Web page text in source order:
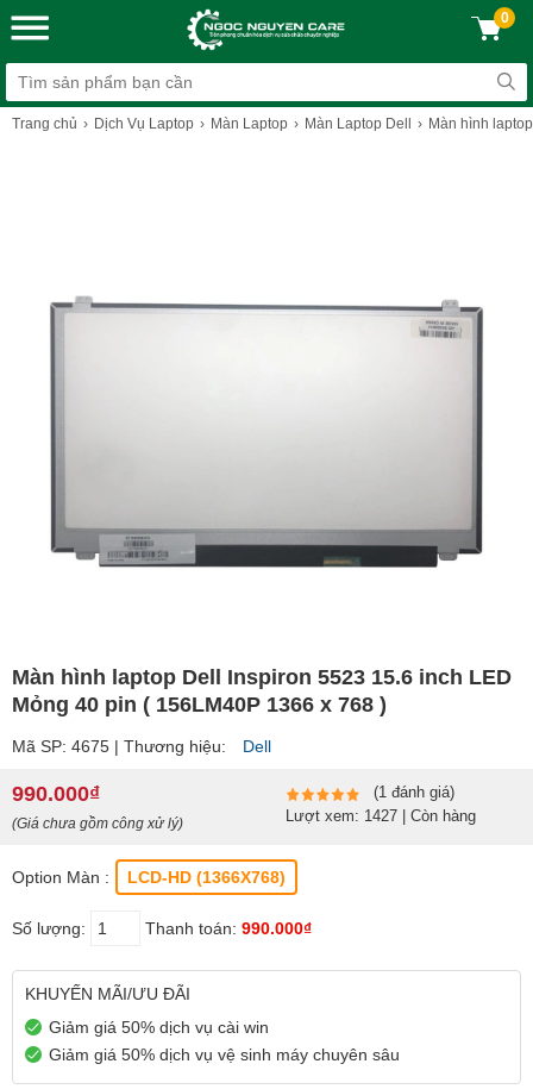
0
Trang chủ Dịch Vụ Laptop Màn Laptop Màn Laptop Dell Màn hình
Màn hình laptop Dell Inspiron 5523 15.6 inch LED
Mỏng 40 pin ( 156LM40P 1366 x 768 )
Mã SP: 4675 | Thương hiệu: Dell
990.000₫
(Giá chưa gồm công xử lý)
(1 đánh giá)
Lượt xem: 1427 | Còn hàng
Option Màn : LCD-HD (1366X768)
Số lượng: Thanh toán: 990.000₫
KHUYẾN MÃI/ƯU ĐÃI
Giảm giá 50% dịch vụ cài win
Giảm giá 50% dịch vụ vệ sinh máy chuyên sâu